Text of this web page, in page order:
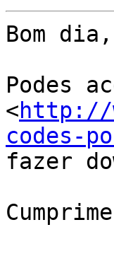
Bom dia,
Podes
<http://
codes-
fazer